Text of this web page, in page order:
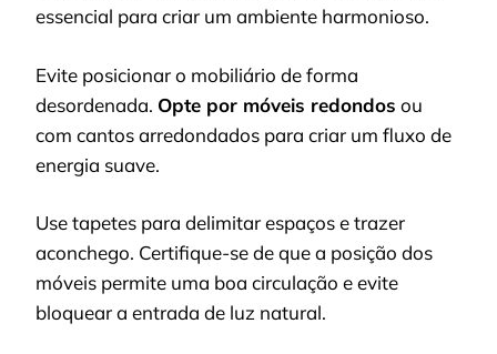
essencial para criar um ambiente harmonioso.
Evite posicionar o mobiliário de forma
desordenada. Opte por móveis redondos ou
com cantos arredondados para criar um fluxo de
energia suave.
Use tapetes para delimitar espaços e trazer
aconchego. Certifique-se de que a posição dos
móveis permite uma boa circulação e evite
bloquear a entrada de luz natural.